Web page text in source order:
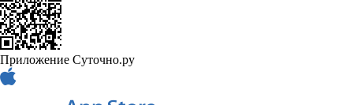
Приложение Суточно.ру